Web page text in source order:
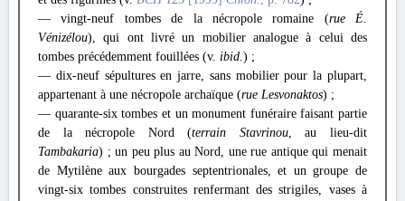
— vingt-neuf tombes de la nécropole romaine (rue É.
Vénizélou), qui ont livré un mobilier analogue à celui des
tombes précédemment fouillées (v. ibid.) ;
— dix-neuf sépultures en jarre, sans mobilier pour la plupart,
appartenant à une nécropole archaïque (rue Lesvonaktos) ;
— quarante-six tombes et un monument funéraire faisant partie
de la nécropole Nord (terrain Stavrinou, au lieu-dit
Tambakaria) ; un peu plus au Nord, une rue antique qui menait
de Mytilène aux bourgades septentrionales, et un groupe de
vingt-six tombes construites renfermant des strigiles, vases à